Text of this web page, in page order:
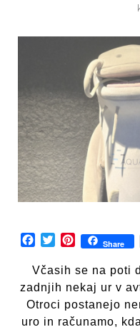
Facebook
TwitterPinterest
Share
Včasih se na poti
zadnjih nekaj ur v
Otroci postanejo
uro in računamo,